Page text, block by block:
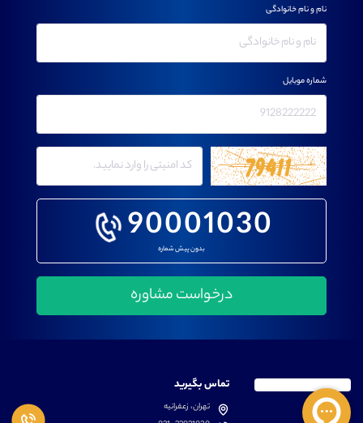
90001030
بدون پیش شماره
نام و نام خانوادگی
شماره موبایل
تماس بگیرید
تهران، زعفرانیه